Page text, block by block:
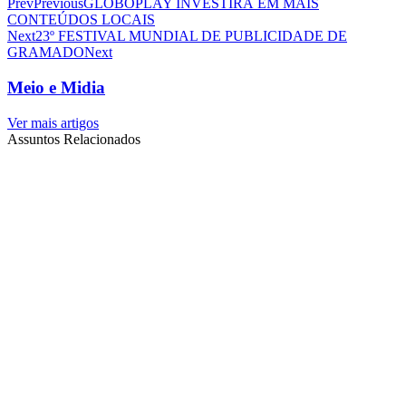
PrevPreviousGLOBOPLAY INVESTIRÁ EM MAIS
CONTEÚDOS LOCAIS
Next23º FESTIVAL MUNDIAL DE PUBLICIDADE DE
GRAMADONext
Meio e Midia
Ver mais artigos
Assuntos Relacionados